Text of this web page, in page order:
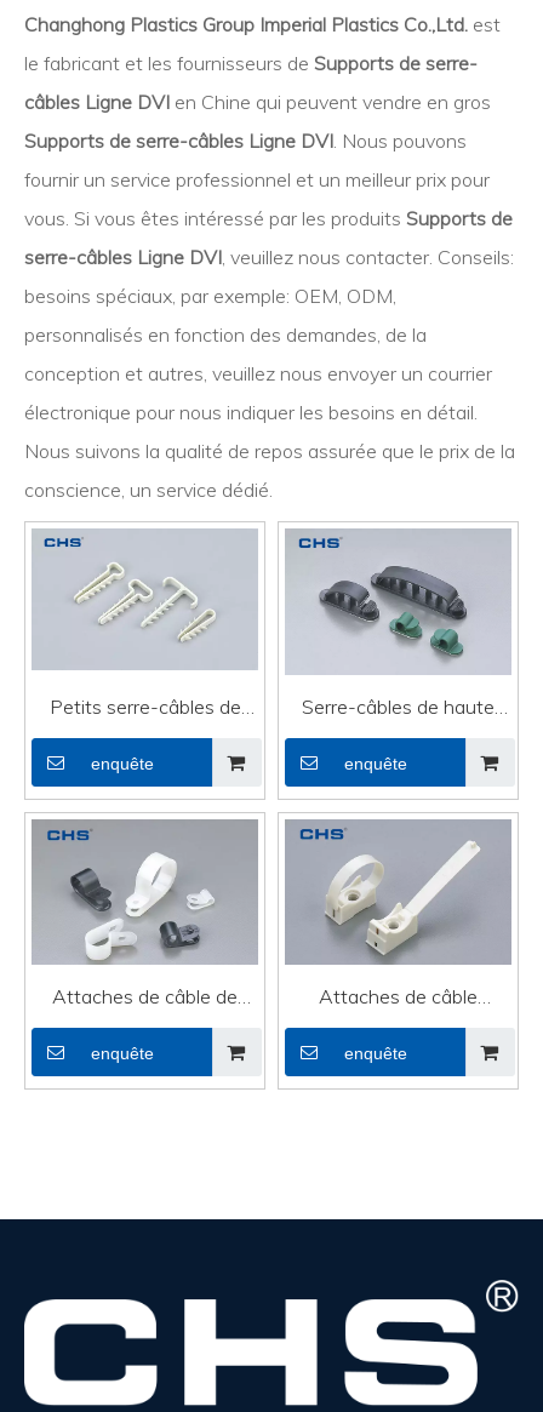
Changhong Plastics Group Imperial Plastics Co.,Ltd. est
le fabricant et les fournisseurs de Supports de serre-
câbles Ligne DVI en Chine qui peuvent vendre en gros
Supports de serre-câbles Ligne DVI. Nous pouvons
fournir un service professionnel et un meilleur prix pour
vous. Si vous êtes intéressé par les produits Supports de
serre-câbles Ligne DVI, veuillez nous contacter. Conseils:
besoins spéciaux, par exemple: OEM, ODM,
personnalisés en fonction des demandes, de la
conception et autres, veuillez nous envoyer un courrier
électronique pour nous indiquer les besoins en détail.
Nous suivons la qualité de repos assurée que le prix de la
conscience, un service dédié.
Petits serre-câbles de
haute qualité pour la ligne
DVI UT3-6
enquête
Serre-câbles de haute
qualité à usage intensif
pour montage sur serre-
câbles de ligne DVI SWC-
enquête
Attaches de câble de
haute qualité Zip Mounts
DVI Line R-type Cable
enquête
Attaches de câble
adhésives de haute
qualité pour la ligne DVI
enquête